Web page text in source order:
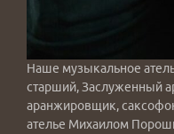
Наше музыкальное
старший, Заслуженный
аранжировщик,
ателье Михаилом